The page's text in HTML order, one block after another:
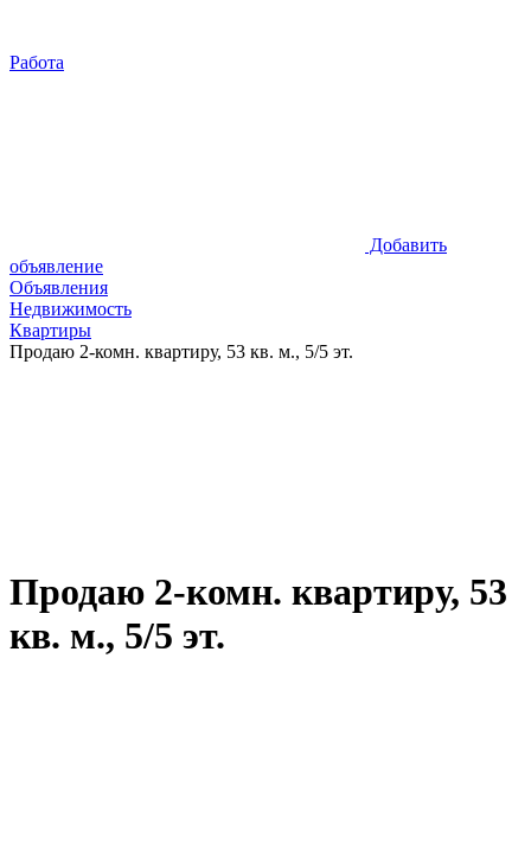
Работа
Добавить
объявление
Объявления
Недвижимость
Квартиры
Продаю 2-комн. квартиру, 53 кв. м., 5/5 эт.
Продаю 2-комн. квартиру, 53
кв. м., 5/5 эт.